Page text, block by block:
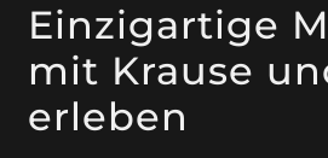
Einzigartige
mit Krause
erleben